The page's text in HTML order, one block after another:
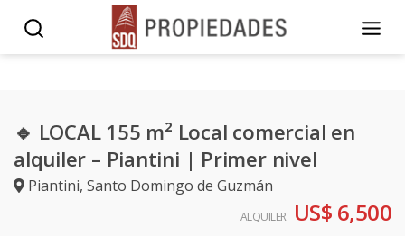
🔹 LOCAL 155 m² Local comercial en
alquiler – Piantini | Primer nivel
Piantini, Santo Domingo de Guzmán
ALQUILER US$ 6,500